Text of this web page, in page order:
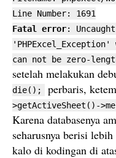
Line Number: 1691
Fatal error:
can not be zero-
setelah melakukan
die();
perbaris,
>getActiveSheet()-
Karena databasenya
seharusnya berisi
kalo di kodingan di